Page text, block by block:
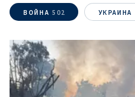
ВОЙНА 502 УКРАИНА